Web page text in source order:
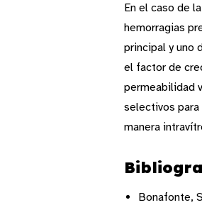
En el caso de
hemorragias
principal y uno
el factor de
permeabilidad
selectivos
manera
Bonafonte,